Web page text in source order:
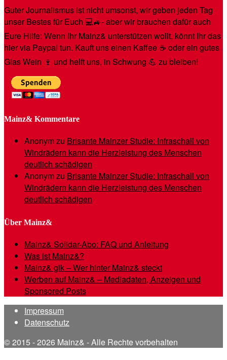
Guter Journalismus ist nicht umsonst, wir geben jeden Tag
unser Bestes für Euch 💻🚙- aber wir brauchen dafür auch
Eure Hilfe: Wenn Ihr Mainz& unterstützen wollt, könnt Ihr das
hier via Paypal tun. Kauft uns einen Kaffee ☕️ oder ein gutes
Glas Wein 🍷 und helft uns, in Schwung 💪 zu bleiben!
Mainz& Kommentare
Anonymzu Brisante Mainzer Studie: Infraschall von
Windrädern kann die Herzleistung des Menschen
deutlich schädigen
Anonymzu Brisante Mainzer Studie: Infraschall von
Windrädern kann die Herzleistung des Menschen
deutlich schädigen
Über Mainz&
Mainz& Solidar-Abo: FAQ und Anleitung
Was ist Mainz&?
Mainz& gik – Wer hinter Mainz& steckt
Werben auf Mainz& – Mediadaten, Anzeigen und
Sponsored Posts
Impressum
Datenschutz
© 2015 - 2026 Mainz& - Alle Rechte vorbehalten